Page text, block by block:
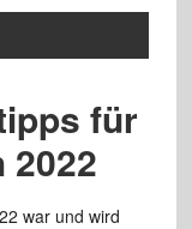
für
2022
war und wird